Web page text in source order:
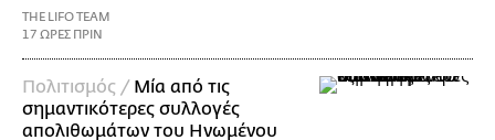
THE LIFO TEAM
17 ΩΡΕΣ ΠΡΙΝ
Πολιτισμός / Μία από τις
σημαντικότερες συλλογές
απολιθωμάτων του Ηνωμένου